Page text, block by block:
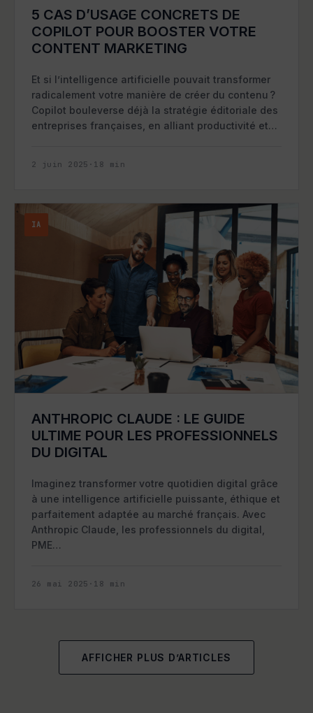
5 CAS D’USAGE CONCRETS DE
COPILOT POUR BOOSTER VOTRE
CONTENT MARKETING
Et si l’intelligence artificielle pouvait transformer
radicalement votre manière de créer du contenu ?
Copilot bouleverse déjà la stratégie éditoriale des
entreprises françaises, en alliant productivité et…
2 juin 2025 · 18 min
IA
ANTHROPIC CLAUDE : LE GUIDE
ULTIME POUR LES PROFESSIONNELS
DU DIGITAL
Imaginez transformer votre quotidien digital grâce
à une intelligence artificielle puissante, éthique et
parfaitement adaptée au marché français. Avec
Anthropic Claude, les professionnels du digital,
PME…
26 mai 2025 · 18 min
AFFICHER PLUS D’ARTICLES